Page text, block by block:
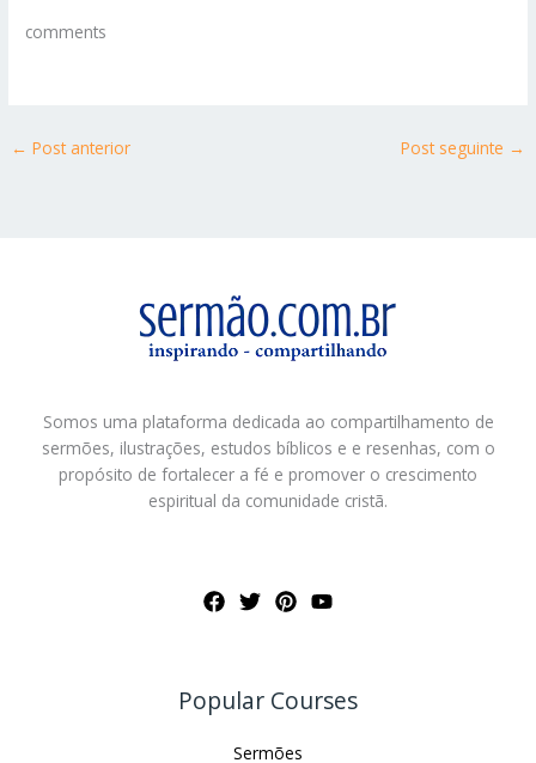
comments
← Post anterior Post seguinte →
Somos uma plataforma dedicada ao compartilhamento de
sermões, ilustrações, estudos bíblicos e e resenhas, com o
propósito de fortalecer a fé e promover o crescimento
espiritual da comunidade cristã.
Popular Courses
Sermões